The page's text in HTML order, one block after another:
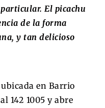
El picachu
de la forma
y tan delicioso
en Barrio
142 1005 y abre